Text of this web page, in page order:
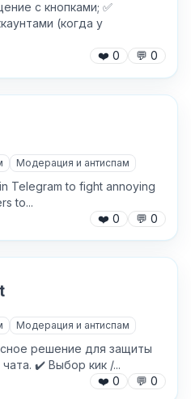
с кнопками; ✅
(когда у
❤️ 0 💬 0
Модерация и антиспам
Telegram to fight annoying
to...
❤️ 0 💬 0
Модерация и антиспам
решение для защиты
✔️ Выбор кик /...
❤️ 0 💬 0